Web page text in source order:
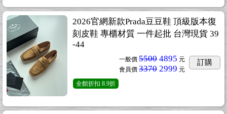
2026官網新款Prada豆豆鞋 頂級版本復
刻皮鞋 專櫃材質 一件起批 台灣現貨 39
-44
一般價 5500 4895 元
會員價 3370 2999 元
訂購
全館折扣 8.9折